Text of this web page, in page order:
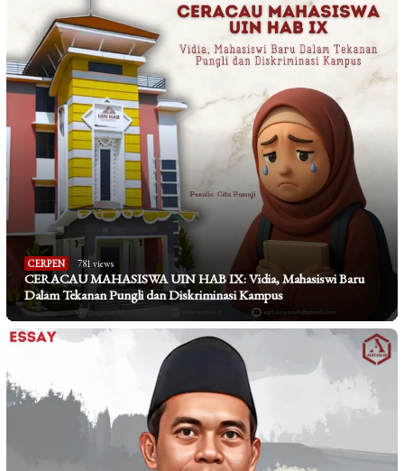
CERPEN 781 views
CERACAU MAHASISWA UIN HAB IX: Vidia, Mahasiswi Baru
Dalam Tekanan Pungli dan Diskriminasi Kampus